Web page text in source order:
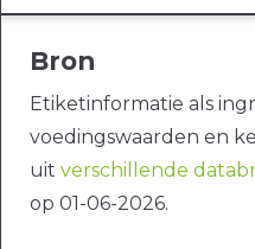
Bron
Etiketinformatie als
voedingswaarden en
uit verschillende
op 01-06-2026.